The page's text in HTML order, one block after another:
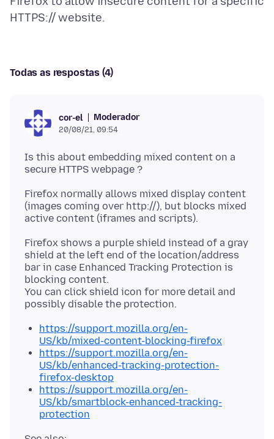
Todas as respostas (4)
cor-el Moderador
20/08/21, 09:54
Is this about embedding mixed content on a
Firefox normally allows mixed display content
(images coming over http://), but blocks mixed
Firefox shows a purple shield instead of a gray
shield at the left end of the location/address
bar in case Enhanced Tracking Protection is
blocking content.
You can click shield icon for more detail and
https://support.mozilla.org/en-
US/kb/mixed-content-blocking-firefox
https://support.mozilla.org/en-
US/kb/enhanced-tracking-protection-
firefox-desktop
https://support.mozilla.org/en-
US/kb/smartblock-enhanced-tracking-
protection